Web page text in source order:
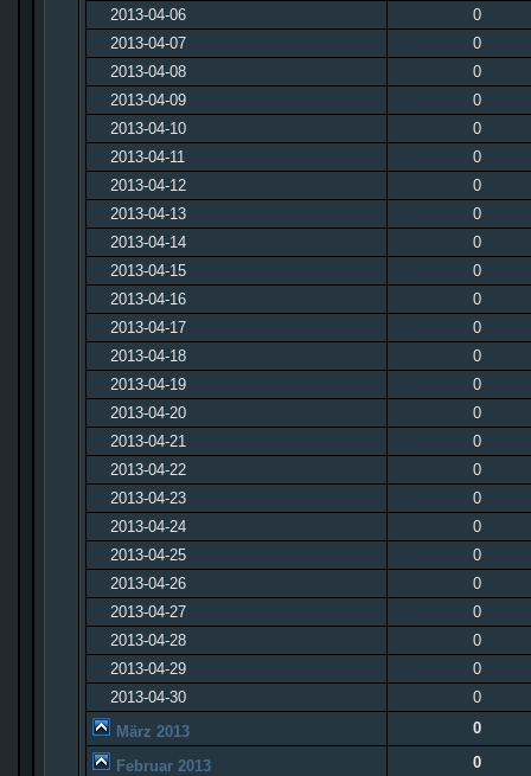
2013-04-06
0
2013-04-07
0
2013-04-08
0
2013-04-09
0
2013-04-10
0
2013-04-11
0
2013-04-12
0
2013-04-13
0
2013-04-14
0
2013-04-15
0
2013-04-16
0
2013-04-17
0
2013-04-18
0
2013-04-19
0
2013-04-20
0
2013-04-21
0
2013-04-22
0
2013-04-23
0
2013-04-24
0
2013-04-25
0
2013-04-26
0
2013-04-27
0
2013-04-28
0
2013-04-29
0
2013-04-30
0
März 2013
0
Februar 2013 0